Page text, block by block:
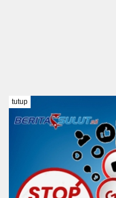
tutup